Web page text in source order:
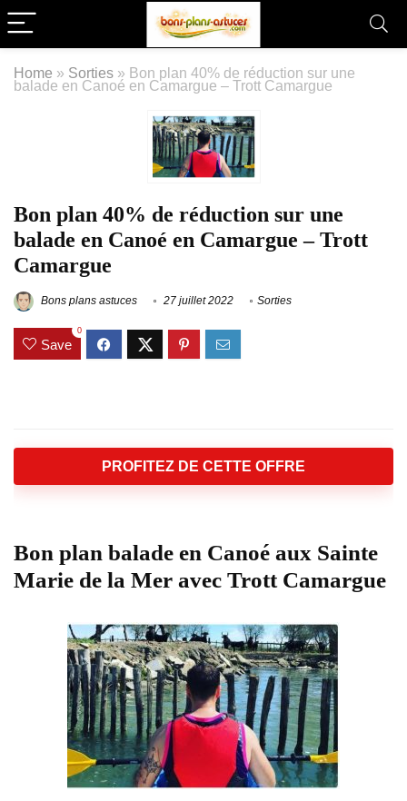
Home » Sorties » Bon plan 40% de réduction sur une
balade en Canoé en Camargue – Trott Camargue
Bon plan 40% de réduction sur une
balade en Canoé en Camargue – Trott
Camargue
Bons plans astuces 27 juillet 2022 Sorties
Save
0
PROFITEZ DE CETTE OFFRE
Bon plan balade en Canoé aux Sainte
Marie de la Mer avec Trott Camargue